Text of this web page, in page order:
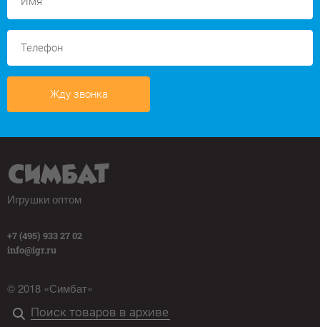
Жду звонка
Игрушки оптом
+7 (495) 933 27 02
info@igr.ru
© 2018 «Симбат»